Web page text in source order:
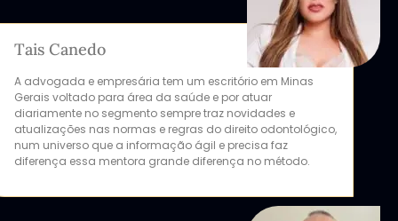
Tais Canedo
A advogada e empresária tem um escritório em Minas
Gerais voltado para área da saúde e por atuar
diariamente no segmento sempre traz novidades e
atualizações nas normas e regras do direito odontológico,
num universo que a informação ágil e precisa faz
diferença essa mentora grande diferença no método.